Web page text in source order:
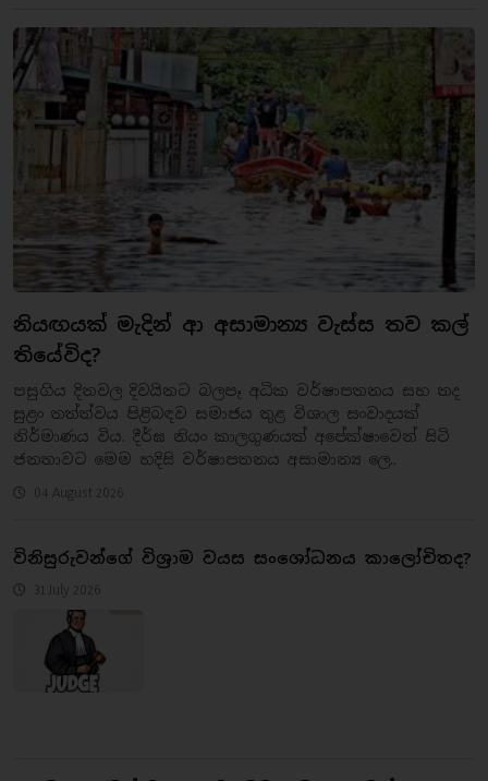
නියඟයක් මැදින් ආ අසාමාන්‍ය වැස්ස තව කල්
තියේවිද?
​පසුගිය දිනවල දිවයිනට බලපෑ අධික වර්ෂාපතනය සහ තද
සුළං තත්ත්වය පිළිබඳව සමාජය තුළ විශාල සංවාදයක්
නිර්මාණය විය. දීර්ඝ නියං කාලගුණයක් අපේක්ෂාවෙන් සිටි
ජනතාවට මෙම හදිසි වර්ෂාපතනය අසාමාන්‍ය ලෙ..
04 August 2026
​විනිසුරුවන්ගේ විශ්‍රාම වයස සංශෝධනය කාලෝචිතද?
31 July 2026